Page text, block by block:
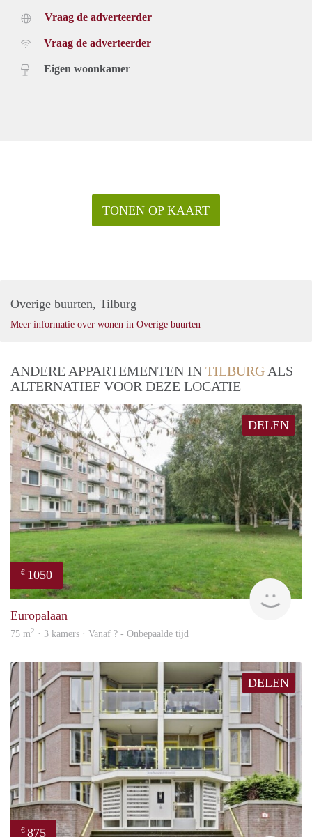
Vraag de adverteerder
Vraag de adverteerder
Eigen woonkamer
TONEN OP KAART
Overige buurten, Tilburg
Meer informatie over wonen in Overige buurten
ANDERE APPARTEMENTEN IN TILBURG ALS
ALTERNATIEF VOOR DEZE LOCATIE
DELEN
€ 1050
Europalaan
75 m2 · 3 kamers · Vanaf ? - Onbepaalde tijd
DELEN
€ 875